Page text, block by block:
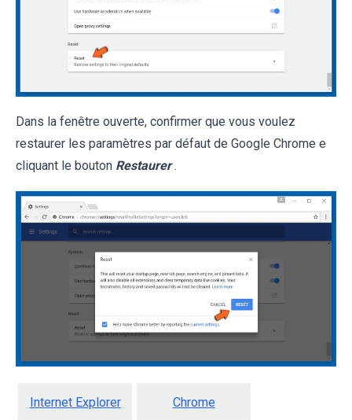
Dans la fenêtre ouverte, confirmer que vous voulez
restaurer les paramètres par défaut de Google Chrome e
cliquant le bouton Restaurer .
Internet Explorer Chrome